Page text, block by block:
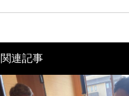
関連記事